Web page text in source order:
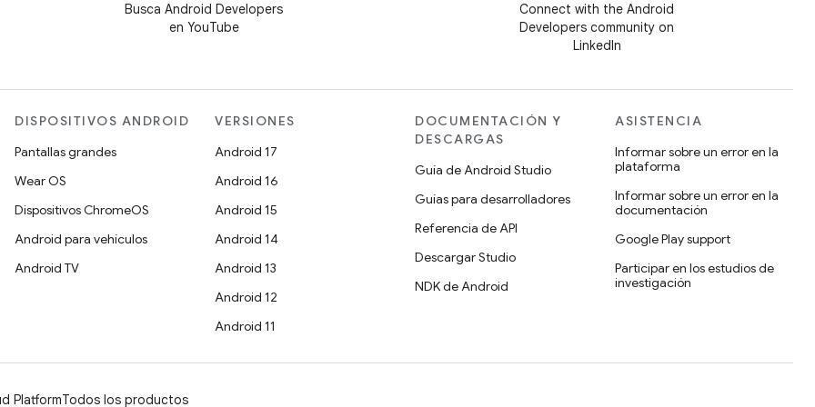
Busca Android Developers
en YouTube
Connect with the Android
Developers community on
LinkedIn
DISPOSITIVOS ANDROID
Pantallas grandes
Wear OS
Dispositivos ChromeOS
Android para vehículos
Android TV
VERSIONES
Android 17
Android 16
Android 15
Android 14
Android 13
Android 12
Android 11
DOCUMENTACIÓN Y
DESCARGAS
Guía de Android Studio
Guías para desarrolladores
Referencia de API
Descargar Studio
NDK de Android
ASISTENCIA
Informar sobre un error en la
plataforma
Informar sobre un error en la
documentación
Google Play support
Participar en los estudios de
investigación
PlatformTodos los productos